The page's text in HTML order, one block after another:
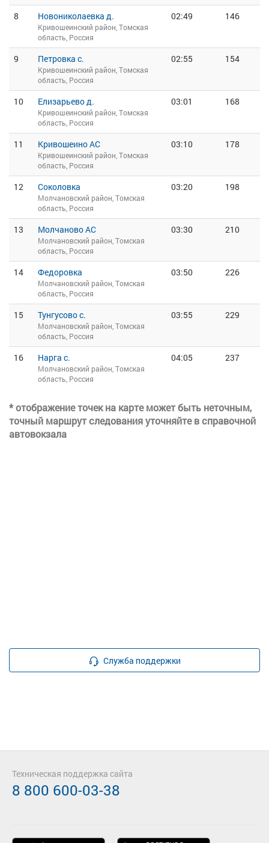
8 Новониколаевка д.
Кривошеинский район, Томская
область, Россия
02:49 146
9 Петровка с.
Кривошеинский район, Томская
область, Россия
02:55 154
10 Елизарьево д.
Кривошеинский район, Томская
область, Россия
03:01 168
11 Кривошеино АС
Кривошеинский район, Томская
область, Россия
03:10 178
12 Соколовка
Молчановский район, Томская
область, Россия
03:20 198
13 Молчаново АС
Молчановский район, Томская
область, Россия
03:30 210
14 Федоровка
Молчановский район, Томская
область, Россия
03:50 226
15 Тунгусово с.
Молчановский район, Томская
область, Россия
03:55 229
16 Нарга с.
Молчановский район, Томская
область, Россия
04:05 237
* отображение точек на карте может быть неточным,
точный маршрут следования уточняйте в справочной
автовокзала
Служба поддержки
Техническая поддержка сайта
8 800 600-03-38